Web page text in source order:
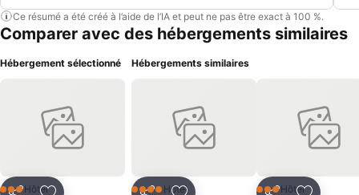
Ce résumé a été créé à l’aide de l’IA et peut ne pas être exact à 100 %.
Comparer avec des hébergements similaires
Hébergement sélectionné
Hôtel
Hébergements similaires
Hôtel Hôtel